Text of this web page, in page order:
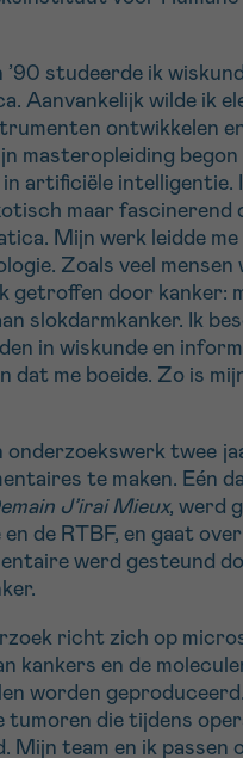
’90 studeerde ik
Aanvankelijk wilde ik
ontwikkelen
masteropleiding begon
artificiële intelligentie.
maar fascinerend
Mijn werk leidde
Zoals veel mensen
getroffen door kanker:
slokdarmkanker. Ik
in wiskunde en
dat me boeide. Zo is
onderzoekswerk twee
te maken. Eén
J’irai Mieux, werd
de RTBF, en gaat
werd gesteund
richt zich op
kankers en de
worden
tumoren die tijdens
Mijn team en ik passen
mij de nieuwsbrief